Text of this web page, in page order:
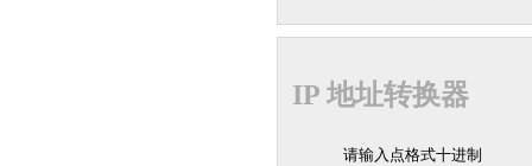
IP 地址转换器
请输入点格式十进制